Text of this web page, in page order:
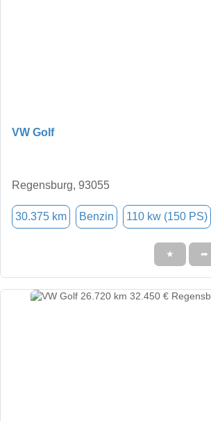
VW Golf
Regensburg, 93055
30.375 km Benzin 110 kw (150 PS)
★ ➦